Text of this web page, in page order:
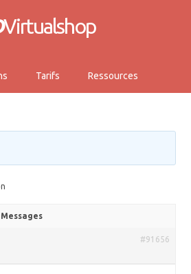
Virtualshop
Tarifs Ressources
Messages
#91656